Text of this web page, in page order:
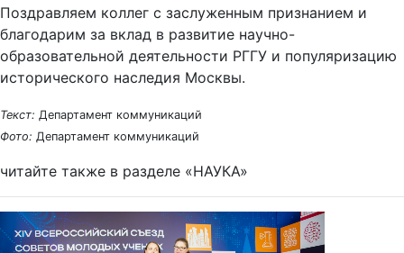
Поздравляем коллег с заслуженным признанием и
благодарим за вклад в развитие научно-
образовательной деятельности РГГУ и популяризацию
исторического наследия Москвы.
Текст: Департамент коммуникаций
Фото: Департамент коммуникаций
читайте также в разделе «НАУКА»